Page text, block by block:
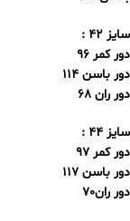
سایز 42 :
دور کمر 96
دور باسن 114
دور ران 68
سایز 44 :
دور کمر 97
دور باسن 117
دور ران70